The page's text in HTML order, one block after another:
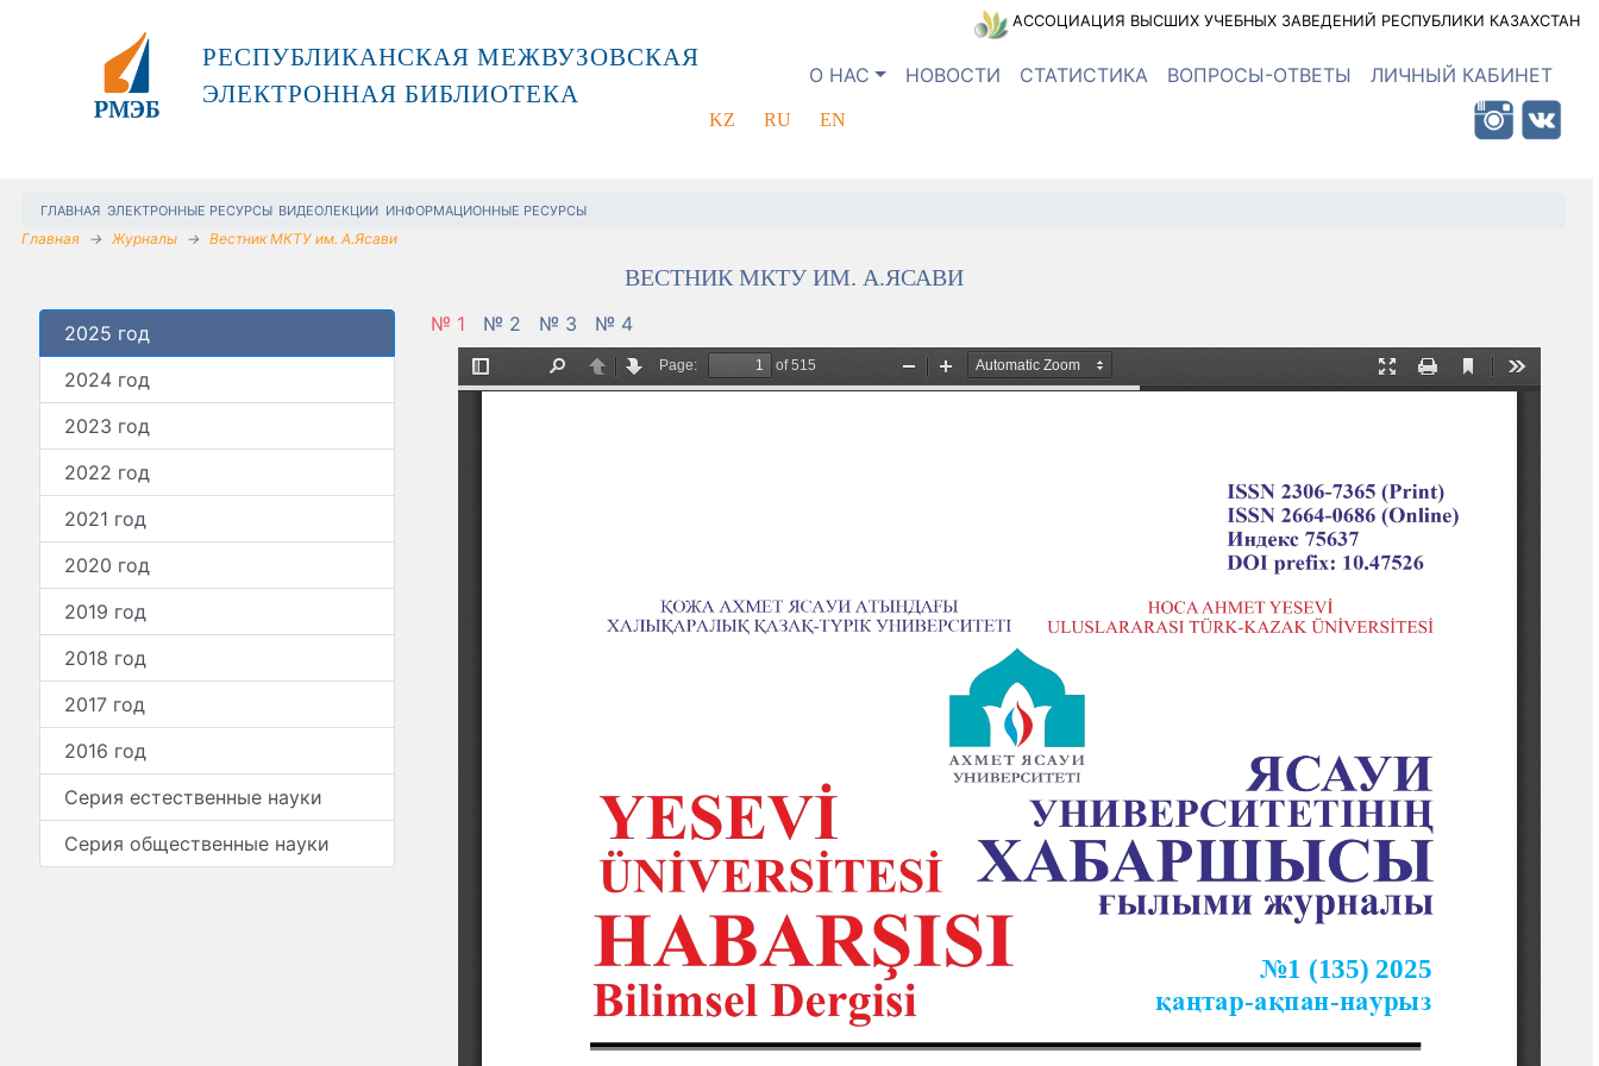
РЕСПУБЛИКАНСКАЯ МЕЖВУЗОВСКАЯ
ЭЛЕКТРОННАЯ БИБЛИОТЕКА
АССОЦИАЦИЯ ВЫСШИХ УЧЕБНЫХ ЗАВЕДЕНИЙ РЕСПУБЛИКИ КАЗАХСТАН
О НАС НОВОСТИ СТАТИСТИКА ВОПРОСЫ-ОТВЕТЫ ЛИЧНЫЙ КАБИНЕТ
KZ RU EN
ГЛАВНАЯ ЭЛЕКТРОННЫЕ РЕСУРСЫ ВИДЕОЛЕКЦИИ ИНФОРМАЦИОННЫЕ РЕСУРСЫ
Главная Журналы Вестник МКТУ им. А.Ясави
ВЕСТНИК МКТУ ИМ. А.ЯСАВИ
2025 год
2024 год
2023 год
2022 год
2021 год
2020 год
2019 год
2018 год
2017 год
2016 год
Серия естественные науки
Серия общественные науки
№ 1 № 2 № 3 № 4